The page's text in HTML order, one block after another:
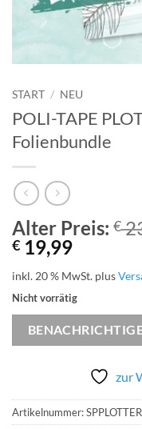
START / NEU
POLI-TAPE
Folienbundle
Alter Preis: €
€ 19,99Aktueller
ist:
€ 19,99.
inkl. 20 % MwSt. plus
Nicht vorrätig
zur
Artikelnummer: